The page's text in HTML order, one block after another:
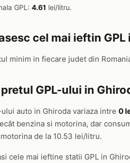
GPL: 4.61 lei/litru.
cel mai ieftin GPL
minim in fiecare judet din
GPL-ului in
auto in Ghiroda variaza intre 0
benzina si motorina, dar
de la 10.53 lei/litru.
cele mai ieftine statii GPL in